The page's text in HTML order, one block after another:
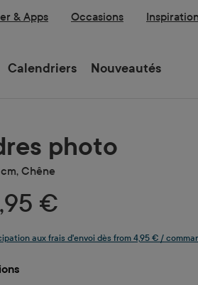
& Apps Occasions
Calendriers Nouveautés
photo
Chêne
€
aux frais d'envoi dès from 4,95 € /